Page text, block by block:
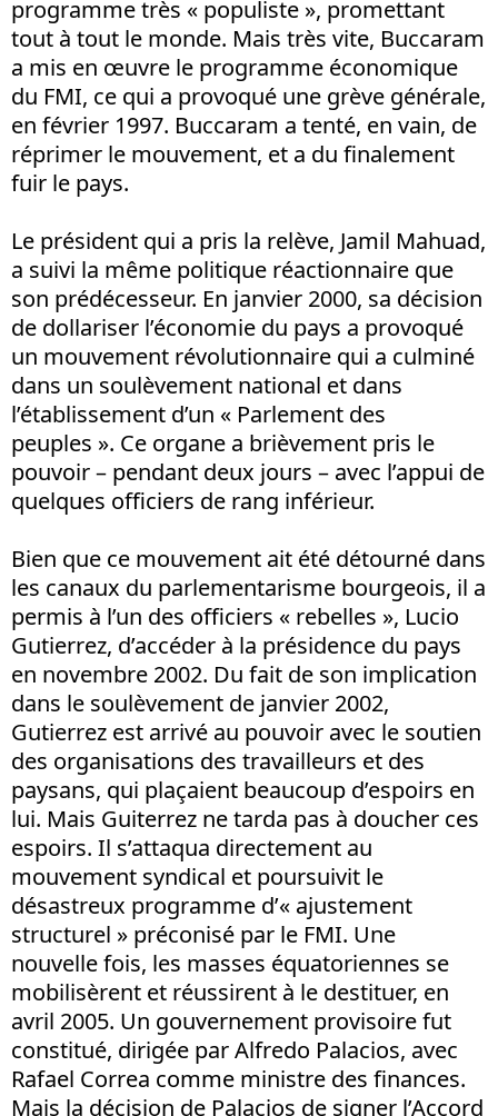
programme très « populiste », promettant
tout à tout le monde. Mais très vite, Buccaram
a mis en œuvre le programme économique
du FMI, ce qui a provoqué une grève générale,
en février 1997. Buccaram a tenté, en vain, de
réprimer le mouvement, et a du finalement
fuir le pays.
Le président qui a pris la relève, Jamil Mahuad,
a suivi la même politique réactionnaire que
son prédécesseur. En janvier 2000, sa décision
de dollariser l’économie du pays a provoqué
un mouvement révolutionnaire qui a culminé
dans un soulèvement national et dans
l’établissement d’un « Parlement des
peuples ». Ce organe a brièvement pris le
pouvoir – pendant deux jours – avec l’appui de
quelques officiers de rang inférieur.
Bien que ce mouvement ait été détourné dans
les canaux du parlementarisme bourgeois, il a
permis à l’un des officiers « rebelles », Lucio
Gutierrez, d’accéder à la présidence du pays
en novembre 2002. Du fait de son implication
dans le soulèvement de janvier 2002,
Gutierrez est arrivé au pouvoir avec le soutien
des organisations des travailleurs et des
paysans, qui plaçaient beaucoup d’espoirs en
lui. Mais Guiterrez ne tarda pas à doucher ces
espoirs. Il s’attaqua directement au
mouvement syndical et poursuivit le
désastreux programme d’« ajustement
structurel » préconisé par le FMI. Une
nouvelle fois, les masses équatoriennes se
mobilisèrent et réussirent à le destituer, en
avril 2005. Un gouvernement provisoire fut
constitué, dirigée par Alfredo Palacios, avec
Rafael Correa comme ministre des finances.
Mais la décision de Palacios de signer l’Accord